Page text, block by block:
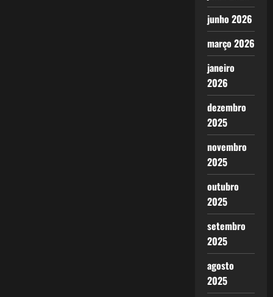
junho 2026
março 2026
janeiro
2026
dezembro
2025
novembro
2025
outubro
2025
setembro
2025
agosto
2025